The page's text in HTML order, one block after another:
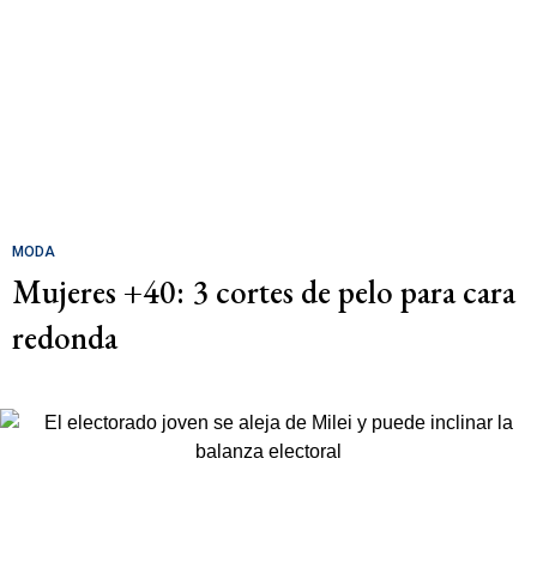
MODA
Mujeres +40: 3 cortes de pelo para cara
redonda